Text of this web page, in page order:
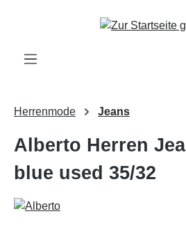
Zum Hauptinhalt springen
Herrenmode Jeans
Alberto Herren
blue used 35/32